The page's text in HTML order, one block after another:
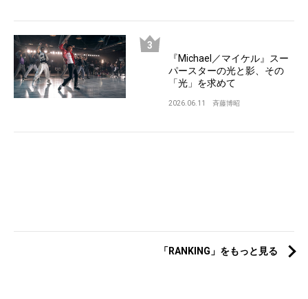
『Michael／マイケル』スー
パースターの光と影、その
「光」を求めて
2026.06.11 斉藤博昭
「RANKING」をもっと見る